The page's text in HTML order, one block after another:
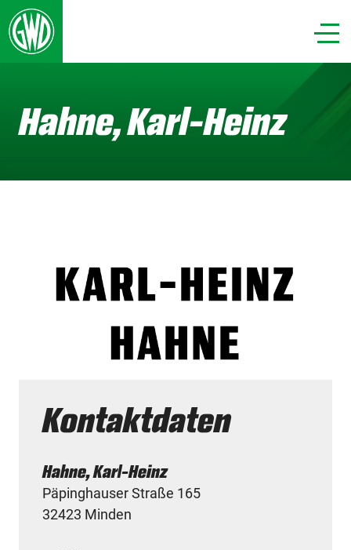
Hahne, Karl-Heinz
Kontaktdaten
Hahne, Karl-Heinz
Päpinghauser Straße 165
32423 Minden